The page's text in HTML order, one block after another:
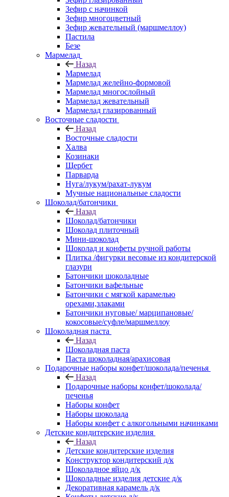
Зефир с начинкой
Зефир многоцветный
Зефир жевательный (маршмеллоу)
Пастила
Безе
Мармелад
Назад
Мармелад
Мармелад желейно-формовой
Мармелад многослойный
Мармелад жевательный
Мармелад глазированный
Восточные сладости
Назад
Восточные сладости
Халва
Козинаки
Щербет
Парварда
Нуга/лукум/рахат-лукум
Мучные национальные сладости
Шоколад/батончики
Назад
Шоколад/батончики
Шоколад плиточный
Мини-шоколад
Шоколад и конфеты ручной работы
Плитка /фигурки весовые из кондитерской
глазури
Батончики шоколадные
Батончики вафельные
Батончики с мягкой карамелью
орехами,злаками
Батончики нуговые/ марципановые/
кокосовые/суфле/маршмеллоу
Шоколадная паста
Назад
Шоколадная паста
Паста шоколадная/арахисовая
Подарочные наборы конфет/шоколада/печенья
Назад
Подарочные наборы конфет/шоколада/
печенья
Наборы конфет
Наборы шоколада
Наборы конфет с алкогольными начинками
Детские кондитерские изделия
Назад
Детские кондитерские изделия
Конструктор кондитерский д/к
Шоколадное яйцо д/к
Шоколадные изделия детские д/к
Декоративная карамель д/к